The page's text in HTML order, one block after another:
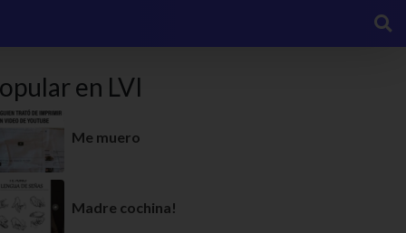
en LVI
Me muero
Madre cochina!